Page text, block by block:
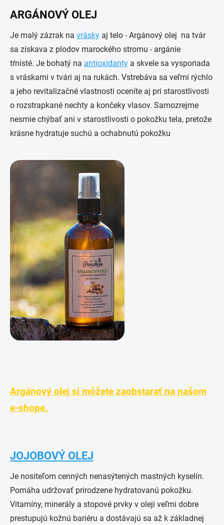
ARGÁNOVÝ OLEJ
Je malý zázrak na vrásky aj telo - Argánový olej na tvár
sa získava z plodov marockého stromu - argánie
tŕnisté. Je bohatý na antioxidanty a skvele sa vysporiada
s vráskami v tvári aj na rukách. Vstrebáva sa veľmi rýchlo
a jeho revitalizačné vlastnosti oceníte aj pri starostlivosti
o rozstrapkané nechty a končeky vlasov. Samozrejme
nesmie chýbať ani v starostlivosti o pokožku tela, pretože
krásne hydratuje suchú a ochabnutú pokožku
Argánový olej si môžete zaobstarať na našom
e-shope.
JOJOBOVÝ OLEJ
Je nositeľom cenných nenasýtených mastných kyselín.
Pomáha udržovať prirodzene hydratovanú pokožku.
Vitamíny, minerály a stopové prvky v oleji veľmi dobre
prestupujú kožnú bariéru a dostávajú sa až k základnej